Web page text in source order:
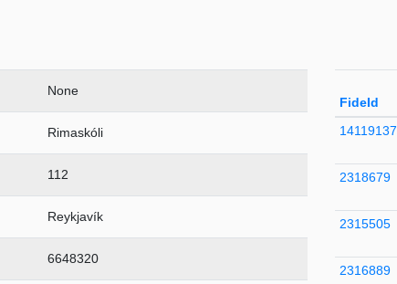
None
Rimaskóli
112
Reykjavík
6648320
FideId
14119137
2318679
2315505
2316889